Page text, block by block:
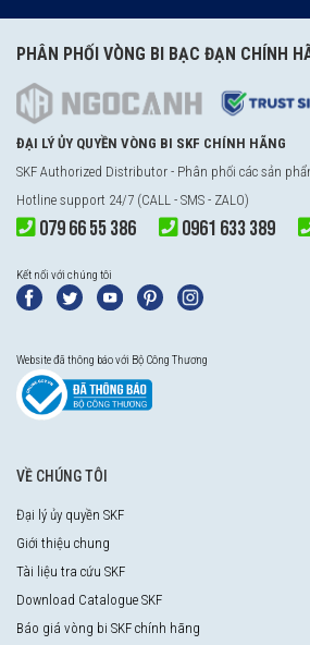
PHÂN PHỐI VÒNG BI BẠC ĐẠN CHÍNH
ĐẠI LÝ ỦY QUYỀN VÒNG BI SKF CHÍNH HÃNG
SKF Authorized Distributor - Phân phối các sản
Hotline support 24/7 (CALL - SMS - ZALO)
079 66 55 386 0961 633 389
Kết nối với chúng tôi
Website đã thông báo với Bộ Công Thương
VỀ CHÚNG TÔI
Đại lý ủy quyền SKF
Giới thiệu chung
Tài liệu tra cứu SKF
Download Catalogue SKF
Báo giá vòng bi SKF chính hãng